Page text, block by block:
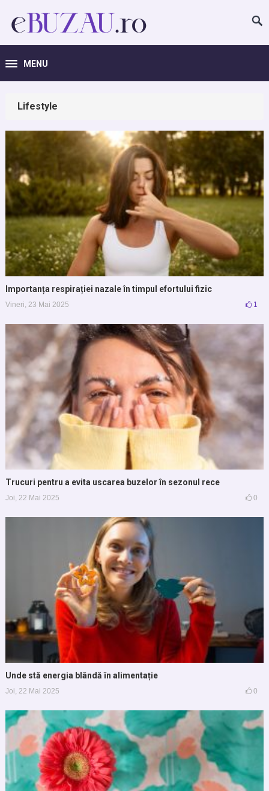
MENU
Lifestyle
Importanța respirației nazale în timpul efortului fizic
Vineri, 23 Mai 2025 1
Trucuri pentru a evita uscarea buzelor în sezonul rece
Joi, 22 Mai 2025 0
Unde stă energia blândă în alimentație
Joi, 22 Mai 2025 0